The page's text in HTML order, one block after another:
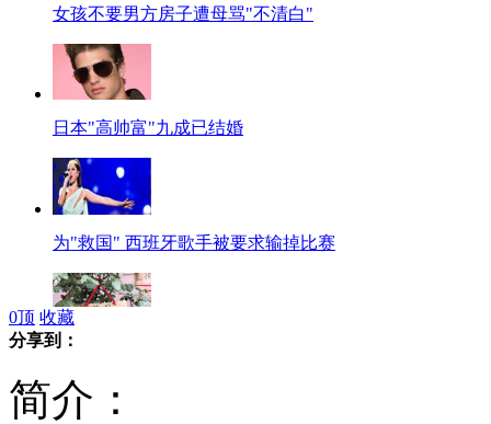
女孩不要男方房子遭母骂"不清白"
日本"高帅富"九成已结婚
为"救国" 西班牙歌手被要求输掉比赛
0顶 收藏
分享到：
简介：